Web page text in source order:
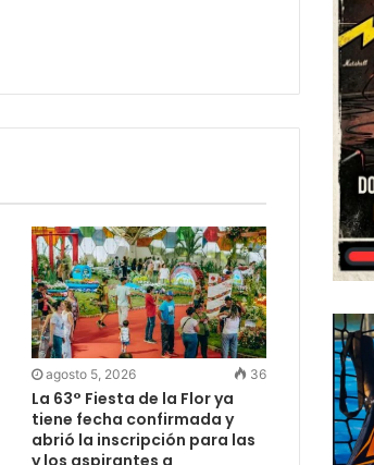
agosto 5, 2026 36
La 63° Fiesta de la Flor ya
tiene fecha confirmada y
abrió la inscripción para las